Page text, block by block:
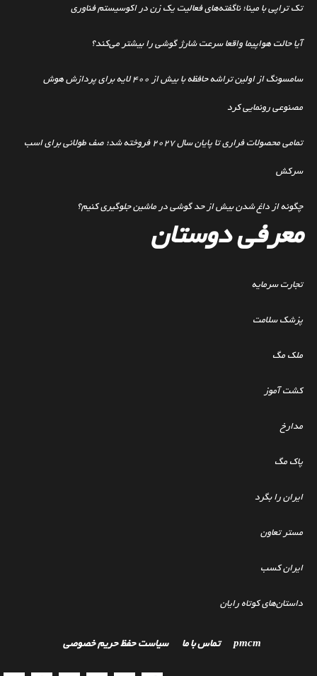
تک تراپی با مینا؛ ناگفته‌های فعالیت یک زن در اکوسیستم فناوری
آیا حالت هواپیما واقعا سرعت شارژ گوشی را بیشتر می‌کند؟
سامسونگ از اولین تراشه حافظه با بیش از ۴۰۰ لایه برای پردازش هوش
مصنوعی رونمایی کرد
تمامی محصولات فراری تا پایان سال ۲۰۲۷ فروخته شد؛ صف طولانی برای اسب
سرکش
چگونه از داغ شدن بیش از حد گوشی در ماشین جلوگیری کنیم؟
معرفی دوستان
تجارت سرمایه
پزشک سلامت
ملک مگ
کشت آموز
مدارخ
پاک مگ
ایران را بگرد
مستر تعاون
ایران کسب
داستان‌های کوتاه رایان
pmcm تماس با ما سیاست حفظ حریم خصوصی